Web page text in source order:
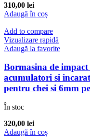
310,00 lei
Adaugă în coș
Add to compare
Vizualizare rapidă
Adaugă la favorite
Bormasina de
acumulatori si
pentru chei si 6mm
În stoc
320,00 lei
Adaugă în coș